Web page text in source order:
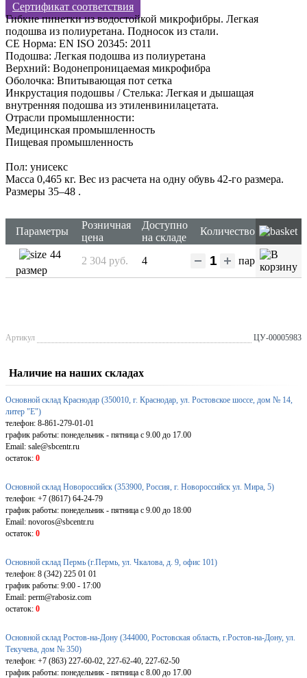
Сертификат соответствия
Гибкие пинетки из водостойкой микрофибры. Легкая
подошва из полиуретана. Подносок из стали.
CE Норма: EN ISO 20345: 2011
Подошва: Легкая подошва из полиуретана
Верхний: Водонепроницаемая микрофибра
Оболочка: Впитывающая пот сетка
Инкрустация подошвы / Стелька: Легкая и дышащая
внутренняя подошва из этиленвинилацетата.
Отрасли промышленности:
Медицинская промышленность
Пищевая промышленность
Пол: унисекс
Масса 0,465 кг. Вес из расчета на одну обувь 42-го размера.
Размеры 35–48 .
Параметры
Розничная
цена
Доступно
на складе
Количество
44
размер
2 304 руб. 4 пар
Артикул ЦУ-00005983
Наличие на наших складах
Основной склад Краснодар (350010, г. Краснодар, ул. Ростовское шоссе, дом № 14,
литер "Е")
телефон: 8-861-279-01-01
график работы: понедельник - пятница с 9.00 до 17.00
Email: sale@sbcentr.ru
остаток: 0
Основной склад Новороссийск (353900, Россия, г. Новороссийск ул. Мира, 5)
телефон: +7 (8617) 64-24-79
график работы: понедельник - пятница с 9.00 до 18:00
Email: novoros@sbcentr.ru
остаток: 0
Основной склад Пермь (г.Пермь, ул. Чкалова, д. 9, офис 101)
телефон: 8 (342) 225 01 01
график работы: 9:00 - 17:00
Email: perm@rabosiz.com
остаток: 0
Основной склад Ростов-на-Дону (344000, Ростовская область, г.Ростов-на-Дону, ул.
Текучева, дом № 350)
телефон: +7 (863) 227-60-02, 227-62-40, 227-62-50
график работы: понедельник - пятница с 8.00 до 17.00